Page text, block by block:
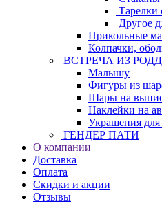
Тарелки
Другое
Прикольные
Колпачки,
ВСТРЕЧА ИЗ
Малышу
Фигуры из
Шары на
Наклейки на
Украшения для
ГЕНДЕР ПАТИ
О компании
Доставка
Оплата
Скидки и акции
Отзывы